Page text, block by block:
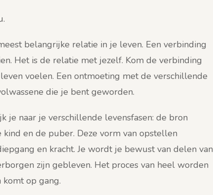
belangrijke relatie in je leven. Een verbinding
Het is de relatie met jezelf. Kom de verbinding
voelen. Een ontmoeting met de verschillende
die je bent geworden.
je naar je verschillende levensfasen: de bron
en de puber. Deze vorm van opstellen
en kracht. Je wordt je bewust van delen van
zijn gebleven. Het proces van heel worden
op gang.